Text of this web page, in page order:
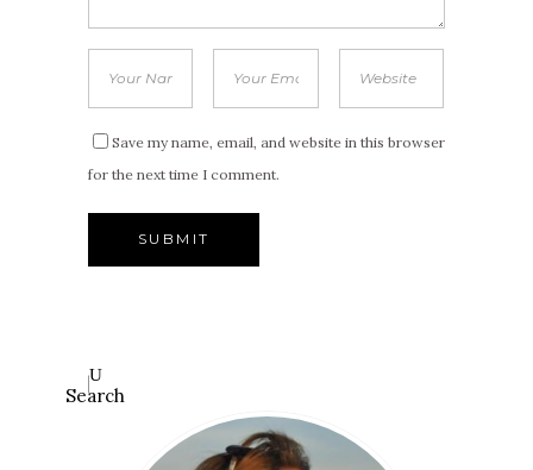
Save my name, email, and website in this browser
for the next time I comment.
Search